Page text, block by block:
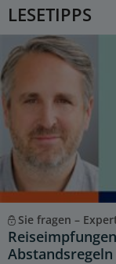
LESETIPPS
Sie fragen –